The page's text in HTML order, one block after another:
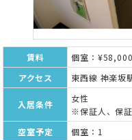
賃料
個室：
アクセス
東西線 神楽坂
入居条件
女性
※保証人、保
空室予定
個室：1